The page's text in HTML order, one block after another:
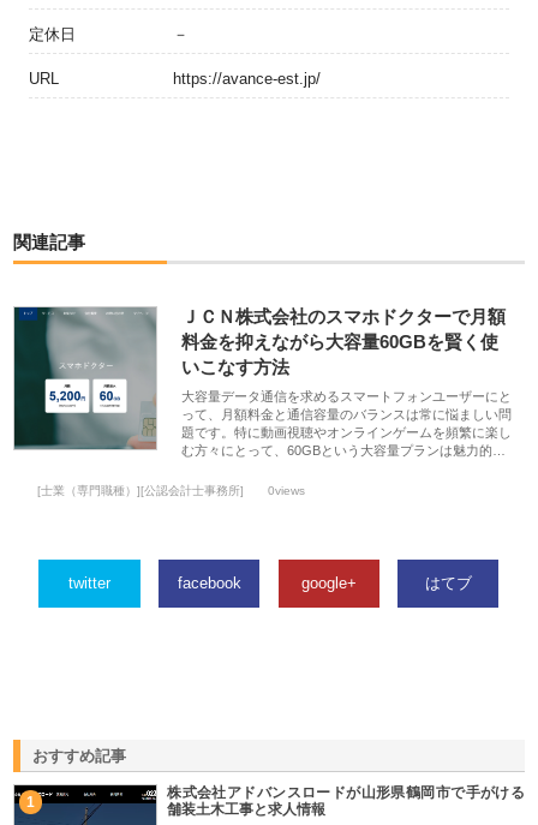
定休日 －
URL https://avance-est.jp/
関連記事
ＪＣＮ株式会社のスマホドクターで月額
料金を抑えながら大容量60GBを賢く使
いこなす方法
大容量データ通信を求めるスマートフォンユーザーにと
って、月額料金と通信容量のバランスは常に悩ましい問
題です。特に動画視聴やオンラインゲームを頻繁に楽し
む方々にとって、60GBという大容量プランは魅力的…
[士業（専門職種）][公認会計士事務所] 0views
twitter facebook google+ はてブ
おすすめ記事
1
株式会社アドバンスロードが山形県鶴岡市で手がける
舗装土木工事と求人情報